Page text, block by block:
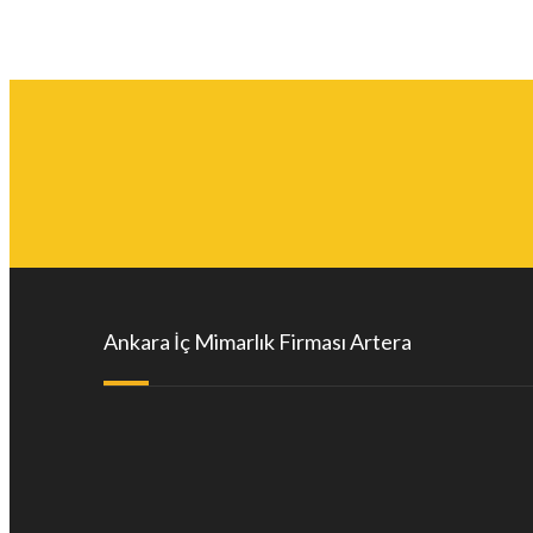
Ankara İç Mimarlık Firması Artera